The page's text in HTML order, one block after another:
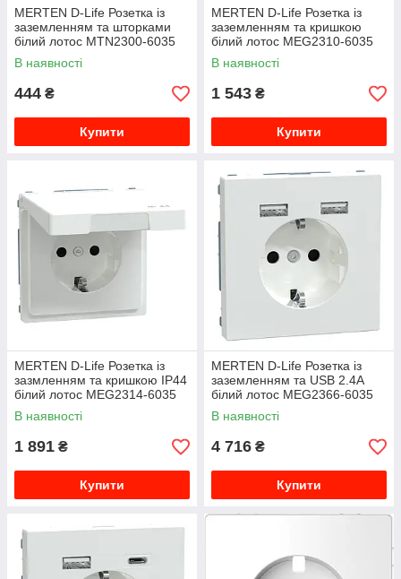
MERTEN D-Life Розетка із
заземленням та шторками
білий лотос MTN2300-6035
В наявності
444 ₴
Купити
MERTEN D-Life Розетка із
заземленням та кришкою
білий лотос MEG2310-6035
В наявності
1 543 ₴
Купити
MERTEN D-Life Розетка із
зазмленням та кришкою IP44
білий лотос MEG2314-6035
В наявності
1 891 ₴
Купити
MERTEN D-Life Розетка із
заземленням та USB 2.4A
білий лотос MEG2366-6035
В наявності
4 716 ₴
Купити